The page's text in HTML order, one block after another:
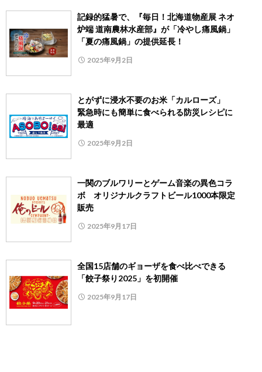
記録的猛暑で、『毎日！北海道物産展 ネオ
炉端 道南農林水産部』が「冷やし痛風鍋」
「夏の痛風鍋」の提供延長！
2025年9月2日
とがずに浸水不要のお米「カルローズ」
緊急時にも簡単に食べられる防災レシピに
最適
2025年9月2日
一関のブルワリーとゲーム音楽の異色コラ
ボ オリジナルクラフトビール1000本限定
販売
2025年9月17日
全国15店舗のギョーザを食べ比べできる
「餃子祭り2025」を初開催
2025年9月17日